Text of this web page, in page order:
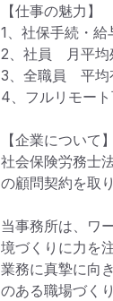
【仕事の魅力】
1、社保手続・給
2、社員　月平
3、全職員　平
4、フルリモート
【企業について】
社会保険労務士
の顧問契約を取
当事務所は、ワ
境づくりに力を
業務に真摯に向
のある職場づく